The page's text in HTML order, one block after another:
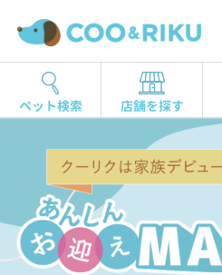
ペット検索 店舗を探す